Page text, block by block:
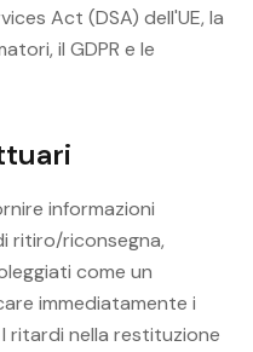
Act (DSA) dell'UE, la
il GDPR e le
informazioni
ritiro/riconsegna,
come un
immediatamente i
ritardi nella restituzione